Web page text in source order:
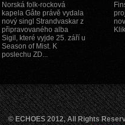
Norská folk-rocková
kapela Gåte právě vydala
nový singl Strandvaskar z
připravovaného alba
Sigil, které vyjde 25. září u
Season of Mist. K
poslechu ZD...
© ECHOES 2012, All Rights